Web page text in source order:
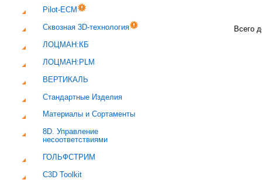
Pilot-ECM
Сквозная 3D-технология
ЛОЦМАН:КБ
ЛОЦМАН:PLM
ВЕРТИКАЛЬ
Стандартные Изделия
Материалы и Сортаменты
8D. Управление
несоответствиями
ГОЛЬФСТРИМ
C3D Toolkit
Всего